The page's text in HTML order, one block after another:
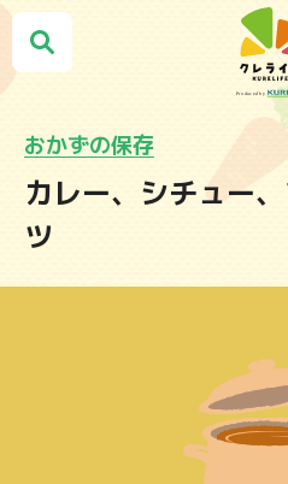
おかずの保存
カレー、シチュー
ツ